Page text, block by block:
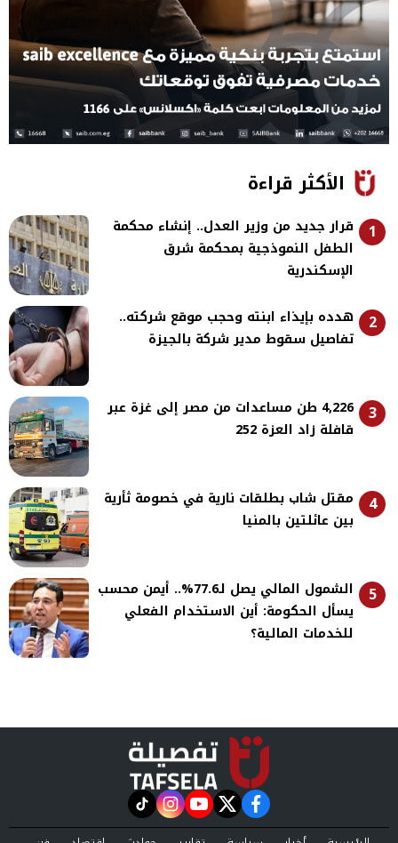
الأكثر قراءة
1
قرار جديد من وزير العدل.. إنشاء محكمة
الطفل النموذجية بمحكمة شرق
الإسكندرية
2
هدده بإيذاء ابنته وحجب موقع شركته..
تفاصيل سقوط مدير شركة بالجيزة
3
4,226 طن مساعدات من مصر إلى غزة عبر
قافلة زاد العزة 252
4
مقتل شاب بطلقات نارية في خصومة ثأرية
بين عائلتين بالمنيا
5
الشمول المالي يصل لـ77.6%.. أيمن محسب
يسأل الحكومة: أين الاستخدام الفعلي
للخدمات المالية؟
facebook
twitter
youtube
instagram
tiktok